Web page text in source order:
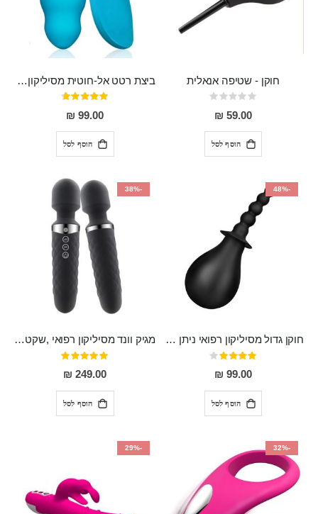
חוקן - שטיפה אנאלית
Rating:
0%
59.00 ₪
הוסף לסל
ביצת רטט אל-חוטית מסיליקון רפואי בגודל של 8 ס"מ ורוחב 3 ס"מ בעלת 20 מהירויות שונות "ENKI"
דירוג:
93%
99.00 ₪
הוסף לסל
-48%
חוקן גדול מסיליקון רפואי ניתן לשימוש גם כפלאג וגם כחרוזים אנאלים
דירוג:
80%
99.00 ₪
הוסף לסל
-38%
מגיק וונד מסיליקון רפואי ,שקט במיוחד, נטען בעל 10 מהירויות שונות "Erna"
דירוג:
100%
249.00 ₪
הוסף לסל
-32%
-29%